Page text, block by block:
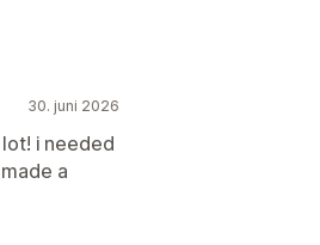
30. juni 2026
i needed
a